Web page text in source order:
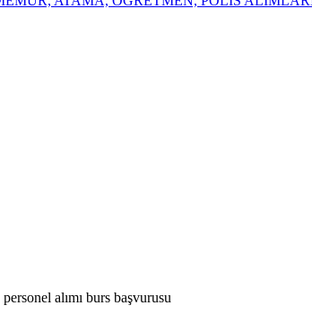
personel alımı burs başvurusu